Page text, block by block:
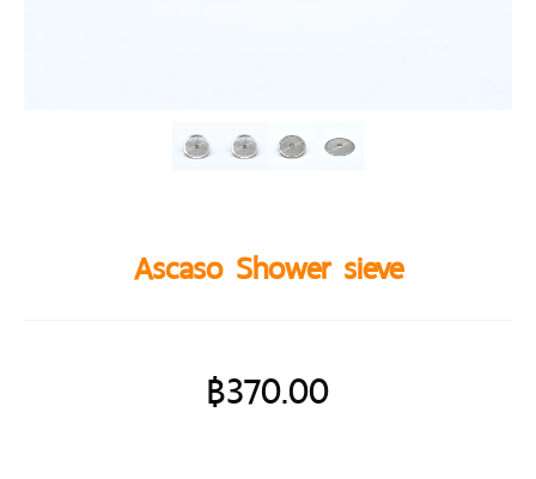
Ascaso Shower sieve
฿370.00